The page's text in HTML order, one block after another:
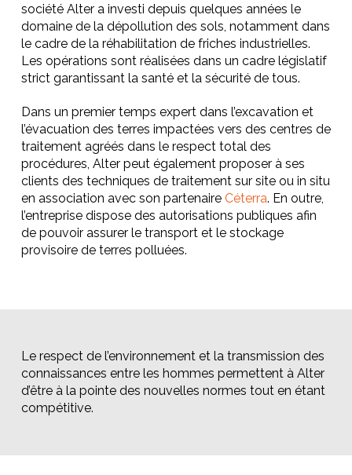
société Alter a investi depuis quelques années le
domaine de la dépollution des sols, notamment dans
le cadre de la réhabilitation de friches industrielles.
Les opérations sont réalisées dans un cadre législatif
strict garantissant la santé et la sécurité de tous.
Dans un premier temps expert dans l’excavation et
l’évacuation des terres impactées vers des centres de
traitement agréés dans le respect total des
procédures, Alter peut également proposer à ses
clients des techniques de traitement sur site ou in situ
en association avec son partenaire Céterra. En outre,
l’entreprise dispose des autorisations publiques afin
de pouvoir assurer le transport et le stockage
provisoire de terres polluées.
Le respect de l’environnement et la transmission des
connaissances entre les hommes permettent à Alter
d’être à la pointe des nouvelles normes tout en étant
compétitive.